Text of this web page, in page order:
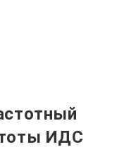
ИДС